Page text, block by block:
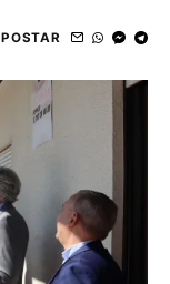
POSTAR